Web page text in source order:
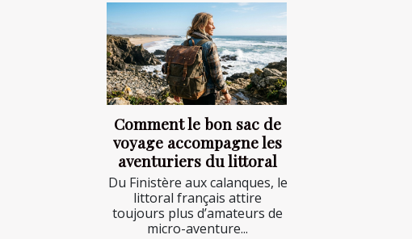
Comment le bon sac de
voyage accompagne les
aventuriers du littoral
Du Finistère aux calanques, le
littoral français attire
toujours plus d’amateurs de
micro-aventure...